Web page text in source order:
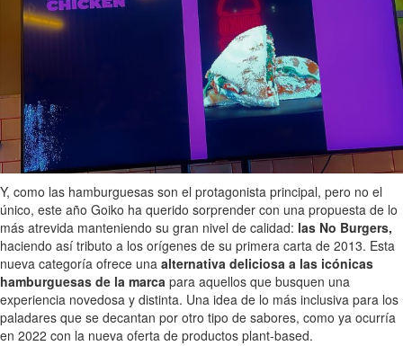
Y, como las hamburguesas son el protagonista principal, pero no el
único, este año Goiko ha querido sorprender con una propuesta de lo
más atrevida manteniendo su gran nivel de calidad: las No Burgers,
haciendo así tributo a los orígenes de su primera carta de 2013. Esta
nueva categoría ofrece una alternativa deliciosa a las icónicas
hamburguesas de la marca para aquellos que busquen una
experiencia novedosa y distinta. Una idea de lo más inclusiva para los
paladares que se decantan por otro tipo de sabores, como ya ocurría
en 2022 con la nueva oferta de productos plant-based.